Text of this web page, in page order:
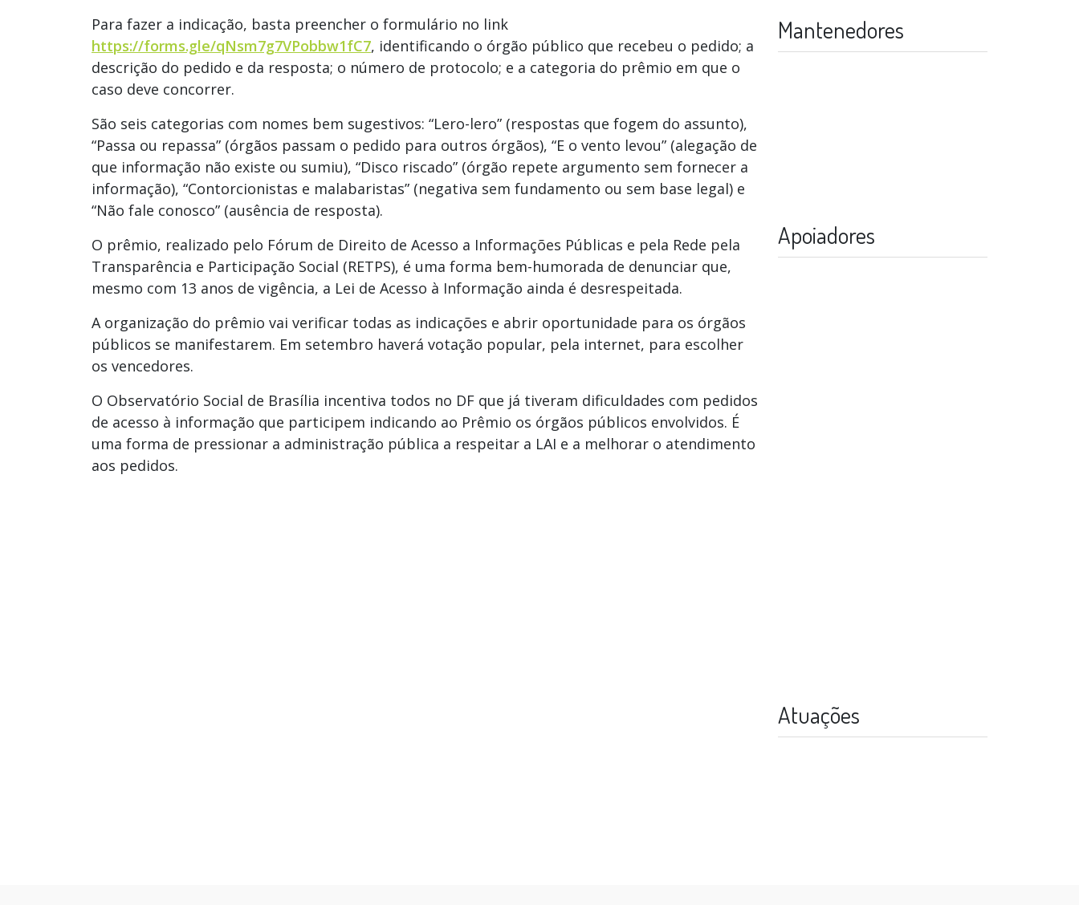
Para fazer a indicação, basta preencher o formulário no link
https://forms.gle/qNsm7g7VPobbw1fC7, identificando o órgão público que recebeu o pedido; a
descrição do pedido e da resposta; o número de protocolo; e a categoria do prêmio em que o
caso deve concorrer.
São seis categorias com nomes bem sugestivos: “Lero-lero” (respostas que fogem do assunto),
“Passa ou repassa” (órgãos passam o pedido para outros órgãos), “E o vento levou” (alegação de
que informação não existe ou sumiu), “Disco riscado” (órgão repete argumento sem fornecer a
informação), “Contorcionistas e malabaristas” (negativa sem fundamento ou sem base legal) e
“Não fale conosco” (ausência de resposta).
O prêmio, realizado pelo Fórum de Direito de Acesso a Informações Públicas e pela Rede pela
Transparência e Participação Social (RETPS), é uma forma bem-humorada de denunciar que,
mesmo com 13 anos de vigência, a Lei de Acesso à Informação ainda é desrespeitada.
A organização do prêmio vai verificar todas as indicações e abrir oportunidade para os órgãos
públicos se manifestarem. Em setembro haverá votação popular, pela internet, para escolher
os vencedores.
O Observatório Social de Brasília incentiva todos no DF que já tiveram dificuldades com pedidos
de acesso à informação que participem indicando ao Prêmio os órgãos públicos envolvidos. É
uma forma de pressionar a administração pública a respeitar a LAI e a melhorar o atendimento
aos pedidos.
Mantenedores
Apoiadores
Atuações